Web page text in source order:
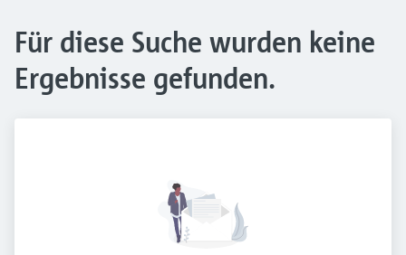
Für diese Suche wurden keine
Ergebnisse gefunden.